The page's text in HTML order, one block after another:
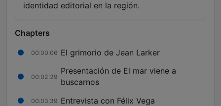
identidad editorial en la región.
Chapters
00:00:06 El grimorio de Jean Larker
00:02:29
Presentación de El mar viene a
buscarnos
00:03:39 Entrevista con Félix Vega